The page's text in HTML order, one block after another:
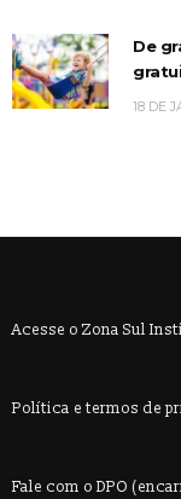
De
18 DE
Acesse o Zona Sul
Política e termos de
Fale com o DPO